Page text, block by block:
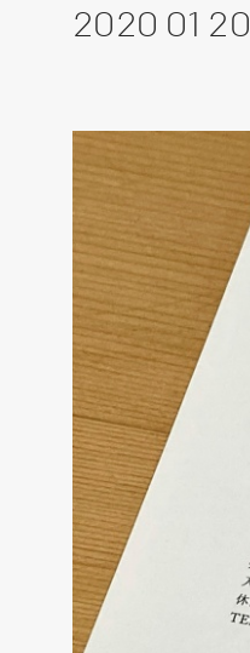
2020 01 20